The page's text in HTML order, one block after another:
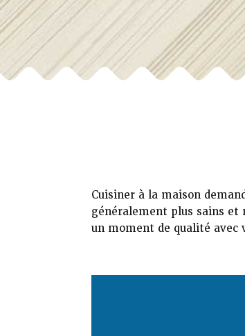
Cuisiner à la maison
généralement plus sains et
un moment de qualité avec